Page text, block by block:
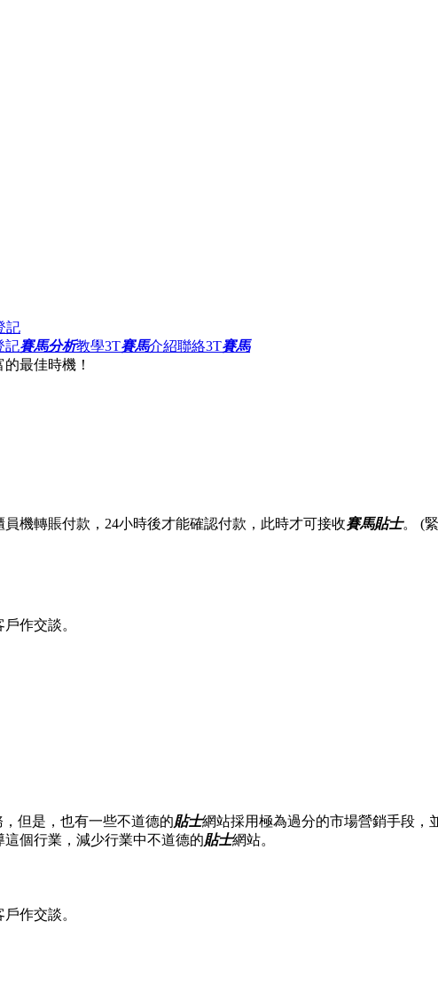
記
記賽馬分析教學3T賽馬介紹聯絡3T賽馬
的最佳時機！
機轉賬付款，24小時後才能確認付款，此時才可接收賽馬貼士。 (
作交談。
但是，也有一些不道德的貼士網站採用極為過分的市場營銷手段，
個行業，減少行業中不道德的貼士網站。
作交談。